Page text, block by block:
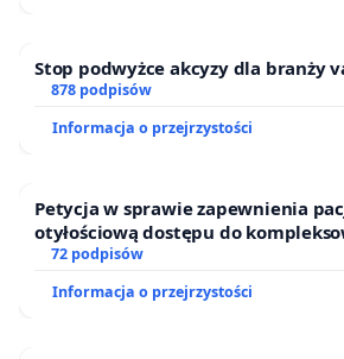
Stop podwyżce akcyzy dla branży
878 podpisów
Informacja o przejrzystości
Petycja w sprawie zapewnienia
otyłościową dostępu do
oraz programów profilaktycznych.
72 podpisów
Informacja o przejrzystości